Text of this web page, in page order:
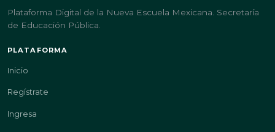
Plataforma Digital de la Nueva Escuela Mexicana. Secretaría
de Educación Pública.
PLATAFORMA
Inicio
Regístrate
Ingresa